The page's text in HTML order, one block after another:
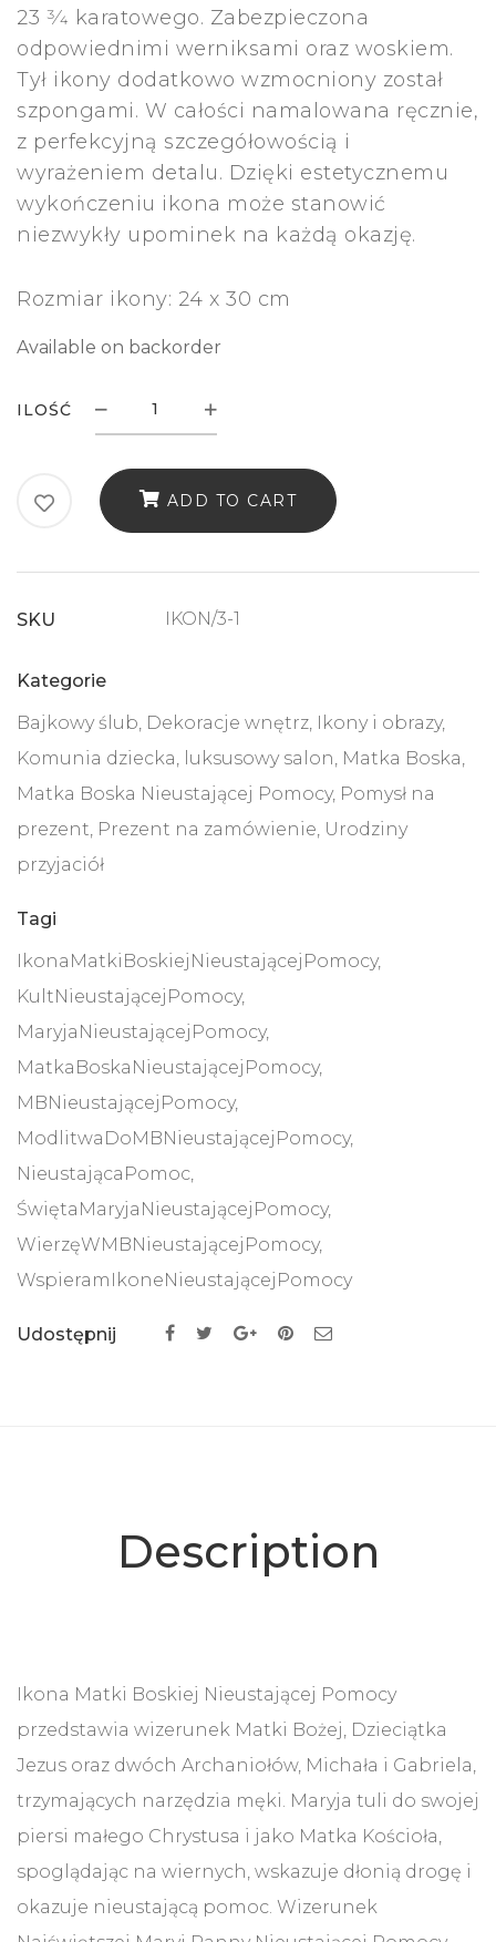
23 3⁄4 karatowego. Zabezpieczona
odpowiednimi werniksami oraz woskiem.
Tył ikony dodatkowo wzmocniony został
szpongami. W całości namalowana ręcznie,
z perfekcyjną szczegółowością i
wyrażeniem detalu. Dzięki estetycznemu
wykończeniu ikona może stanowić
niezwykły upominek na każdą okazję.
Rozmiar ikony: 24 x 30 cm
Available on backorder
ILOŚĆ
IKONA
BOSKIEJ
NIEUSTAJĄCEJ
ADD TO CART
SKU IKON/3-1
Kategorie
Bajkowy ślub Dekoracje wnętrz Ikony i obrazy,
Komunia dziecka
luksusowy salon Matka Boska
Matka Boska Nieustającej Pomocy, Pomysł na
prezent Prezent na zamówienie Urodziny
przyjaciół
Tagi
IkonaMatkiBoskiejNieustającejPomocy,
KultNieustającejPomocy,
MaryjaNieustającejPomocy,
MatkaBoskaNieustającejPomocy,
MBNieustającejPomocy,
ModlitwaDoMBNieustającejPomocy,
NieustającaPomoc
ŚwiętaMaryjaNieustającejPomocy,
WierzęWMBNieustającejPomocy,
WspieramIkoneNieustającejPomocy
Udostępnij
Description
Ikona Matki Boskiej Nieustającej Pomocy
przedstawia wizerunek Matki Bożej, Dzieciątka
Jezus oraz dwóch Archaniołów, Michała i Gabriela,
trzymających narzędzia męki. Maryja tuli do swojej
piersi małego Chrystusa i jako Matka Kościoła,
spoglądając na wiernych, wskazuje dłonią drogę i
okazuje nieustającą pomoc. Wizerunek